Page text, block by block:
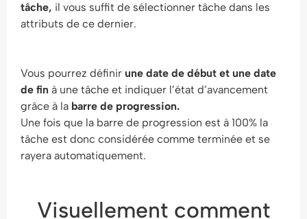
tâche, il vous suffit de sélectionner tâche dans les
attributs de ce dernier.
Vous pourrez définir une date de début et une date
de fin à une tâche et indiquer l’état d’avancement
grâce à la barre de progression.
Une fois que la barre de progression est à 100% la
tâche est donc considérée comme terminée et se
rayera automatiquement.
Visuellement comment